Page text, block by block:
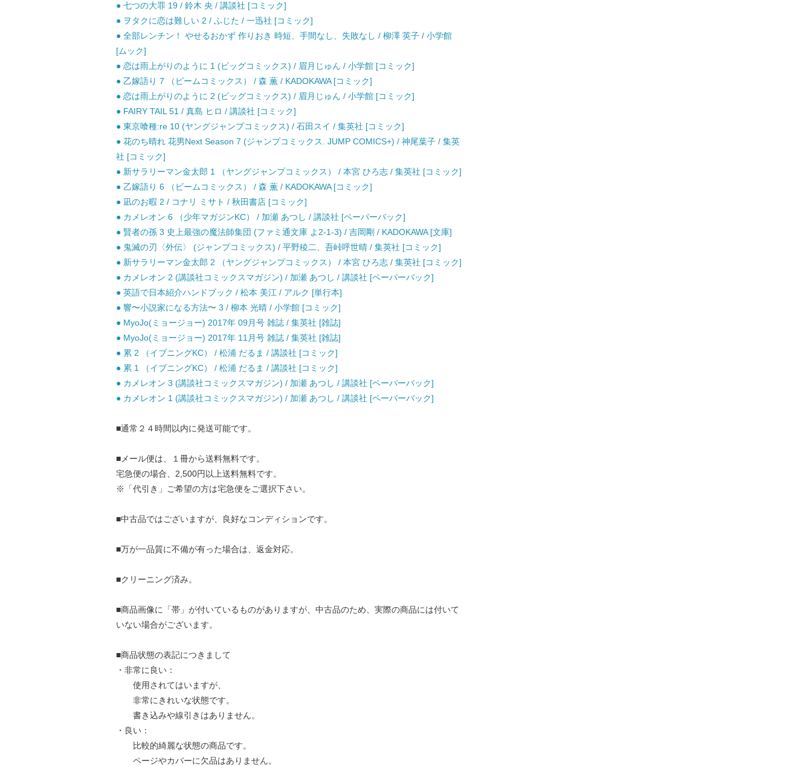
● 七つの大罪 19 / 鈴木 央 / 講談社 [コミック]
● ヲタクに恋は難しい 2 / ふじた / 一迅社 [コミック]
● 全部レンチン！ やせるおかず 作りおき 時短、手間なし、失敗なし / 柳澤 英子 / 小学館
[ムック]
● 恋は雨上がりのように 1 (ビッグコミックス) / 眉月じゅん / 小学館 [コミック]
● 乙嫁語り 7 （ビームコミックス） / 森 薫 / KADOKAWA [コミック]
● 恋は雨上がりのように 2 (ビッグコミックス) / 眉月じゅん / 小学館 [コミック]
● FAIRY TAIL 51 / 真島 ヒロ / 講談社 [コミック]
● 東京喰種:re 10 (ヤングジャンプコミックス) / 石田スイ / 集英社 [コミック]
● 花のち晴れ 花男Next Season 7 (ジャンプコミックス. JUMP COMICS+) / 神尾葉子 / 集英
社 [コミック]
● 新サラリーマン金太郎 1 （ヤングジャンプコミックス） / 本宮 ひろ志 / 集英社 [コミック]
● 乙嫁語り 6 （ビームコミックス） / 森 薫 / KADOKAWA [コミック]
● 凪のお暇 2 / コナリ ミサト / 秋田書店 [コミック]
● カメレオン 6 （少年マガジンKC） / 加瀬 あつし / 講談社 [ペーパーバック]
● 賢者の孫 3 史上最強の魔法師集団 (ファミ通文庫 よ2-1-3) / 吉岡剛 / KADOKAWA [文庫]
● 鬼滅の刃〈外伝〉 (ジャンプコミックス) / 平野稜二、吾峠呼世晴 / 集英社 [コミック]
● 新サラリーマン金太郎 2 （ヤングジャンプコミックス） / 本宮 ひろ志 / 集英社 [コミック]
● カメレオン 2 (講談社コミックスマガジン) / 加瀬 あつし / 講談社 [ペーパーバック]
● 英語で日本紹介ハンドブック / 松本 美江 / アルク [単行本]
● 響〜小説家になる方法〜 3 / 柳本 光晴 / 小学館 [コミック]
● MyoJo(ミョージョー) 2017年 09月号 雑誌 / 集英社 [雑誌]
● MyoJo(ミョージョー) 2017年 11月号 雑誌 / 集英社 [雑誌]
● 累 2 （イブニングKC） / 松浦 だるま / 講談社 [コミック]
● 累 1 （イブニングKC） / 松浦 だるま / 講談社 [コミック]
● カメレオン 3 (講談社コミックスマガジン) / 加瀬 あつし / 講談社 [ペーパーバック]
● カメレオン 1 (講談社コミックスマガジン) / 加瀬 あつし / 講談社 [ペーパーバック]
■通常２４時間以内に発送可能です。
■メール便は、１冊から送料無料です。
宅急便の場合、2,500円以上送料無料です。
※「代引き」ご希望の方は宅急便をご選択下さい。
■中古品ではございますが、良好なコンディションです。
■万が一品質に不備が有った場合は、返金対応。
■クリーニング済み。
■商品画像に「帯」が付いているものがありますが、中古品のため、実際の商品には付いて
いない場合がございます。
■商品状態の表記につきまして
・非常に良い：
使用されてはいますが、
非常にきれいな状態です。
書き込みや線引きはありません。
・良い：
比較的綺麗な状態の商品です。
ページやカバーに欠品はありません。